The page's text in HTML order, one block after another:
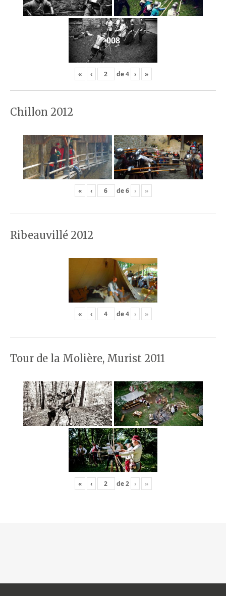
008
« ‹ de4 › »
Chillon 2012
« ‹ de6 › »
Ribeauvillé 2012
« ‹ de4 › »
Tour de la Molière, Murist 2011
« ‹ de2 › »